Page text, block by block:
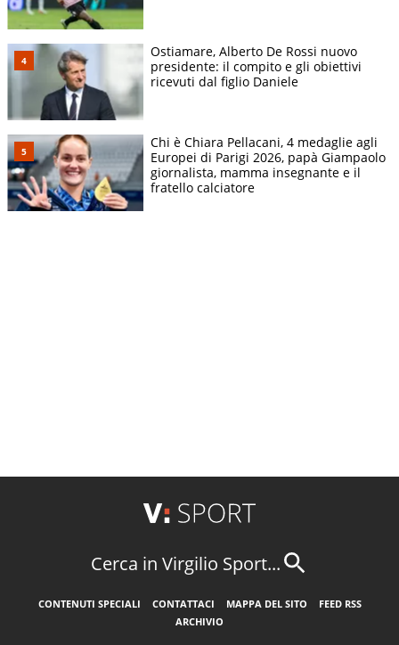
Ostiamare, Alberto De Rossi nuovo
presidente: il compito e gli obiettivi
ricevuti dal figlio Daniele
Chi è Chiara Pellacani, 4 medaglie agli
Europei di Parigi 2026, papà Giampaolo
giornalista, mamma insegnante e il
fratello calciatore
Cerca in Virgilio Sport...
CONTENUTI SPECIALI CONTATTACI MAPPA DEL SITO
FEED RSS
ARCHIVIO